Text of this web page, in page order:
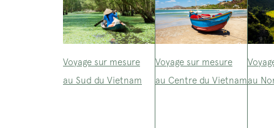
Voyage sur mesure
au Sud du Vietnam
Voyage sur mesure
au Centre du Vietnamau